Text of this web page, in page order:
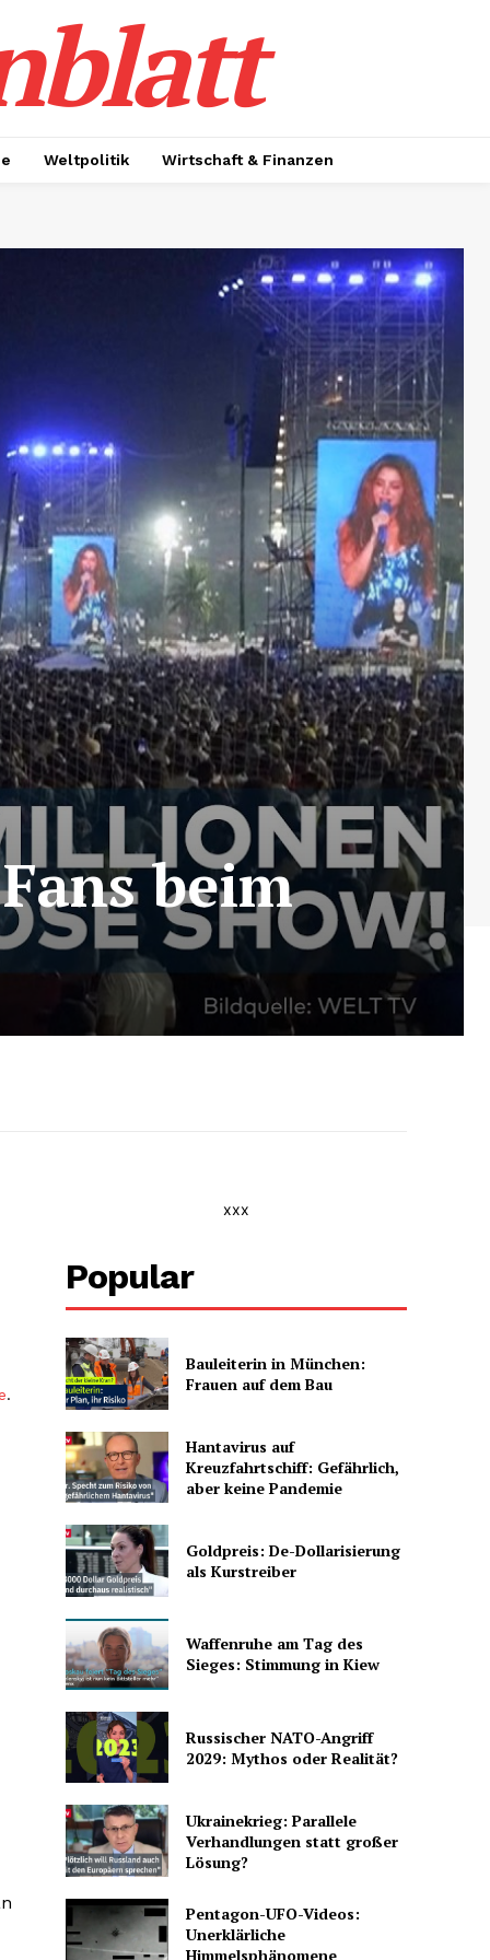
Weltpolitik Wirtschaft & Finanzen
beim
.
xxx
Popular
Bauleiterin in München:
Frauen auf dem Bau
Hantavirus auf
Kreuzfahrtschiff: Gefährlich,
aber keine Pandemie
Goldpreis: De-Dollarisierung
als Kurstreiber
Waffenruhe am Tag des
Sieges: Stimmung in Kiew
Russischer NATO-Angriff
2029: Mythos oder Realität?
Ukrainekrieg: Parallele
Verhandlungen statt großer
Lösung?
Pentagon-UFO-Videos:
Unerklärliche
Himmelsphänomene